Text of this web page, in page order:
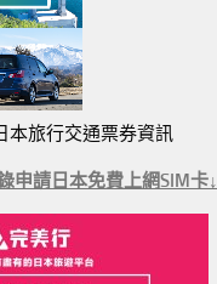
本旅行交通票券資訊
申請日本免費上網SIM卡↓